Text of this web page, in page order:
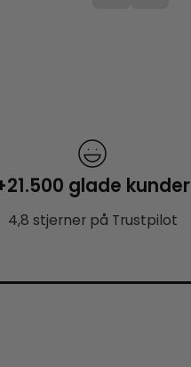
glade kunder
4,8 stjerner på Trustpilot